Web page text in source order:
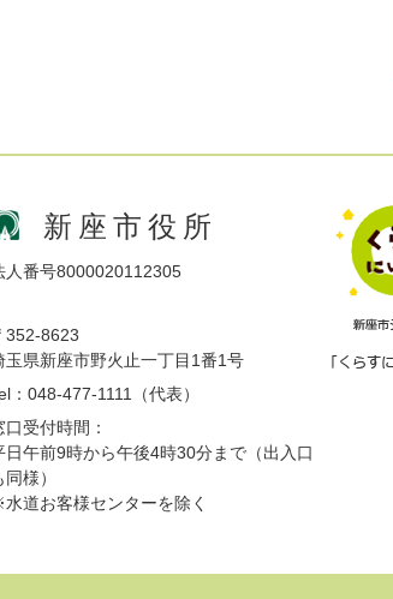
新座市役所
人番号8000020112305
352-8623
玉県新座市野火止一丁目1番1号
：048-477-1111（代表）
口受付時間：
日午前9時から午後4時30分まで（出入口
同様）
道お客様センターを除く